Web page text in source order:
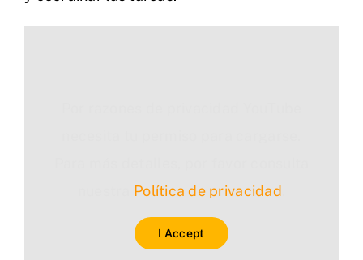
Política de privacidad
I Accept